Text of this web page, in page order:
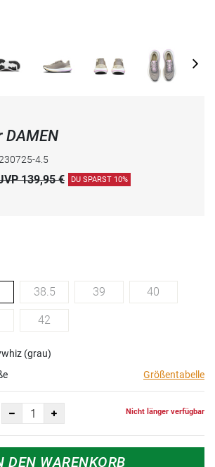
DAMEN
4.5
139,95 € DU SPARST 10%
38.5 39 40
42
(grau)
Größentabelle
Nicht länger verfügbar
DEN WARENKORB